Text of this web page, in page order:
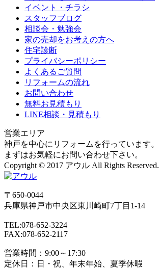
イベント・チラシ
スタッフブログ
相談会・勉強会
家の売却をお考えの方へ
住宅診断
プライバシーポリシー
よくあるご質問
リフォームの流れ
お問い合わせ
無料お見積もり
LINE相談・見積もり
営業エリア
神戸を中心にリフォームを行っています。
まずはお気軽にお問い合わせ下さい。
Copyright © 2017 アウル All Rights Reserved.
〒650-0044
兵庫県神戸市中央区東川崎町7丁目1-14
TEL:078-652-3224
FAX:078-652-2117
営業時間：9:00～17:30
定休日：日・祝、年末年始、夏季休暇